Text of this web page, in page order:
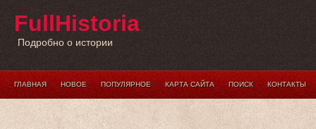
FullHistoria
Подробно о истории
ГЛАВНАЯ НОВОЕ ПОПУЛЯРНОЕ КАРТА САЙТА ПОИСК КОНТАКТЫ